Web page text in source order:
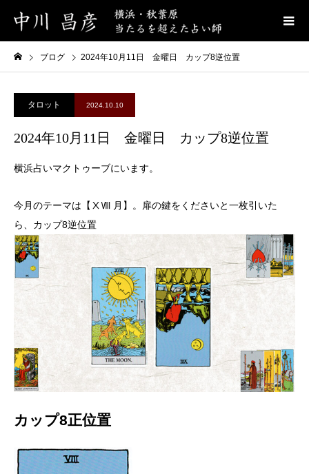
ブログ 2024年10月11日 金曜日 カップ8逆位置
タロット 2024.10.10
2024年10月11日 金曜日 カップ8逆位置
横浜占いマクトゥーブにいます。
今月のテーマは【ⅩⅧ 月】。扉の鍵をくださいと一枚引いた
ら、カップ8逆位置
カップ8正位置